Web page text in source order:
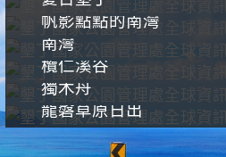
帆影點點的南灣
南灣
欖仁溪谷
獨木舟
龍磐草原日出